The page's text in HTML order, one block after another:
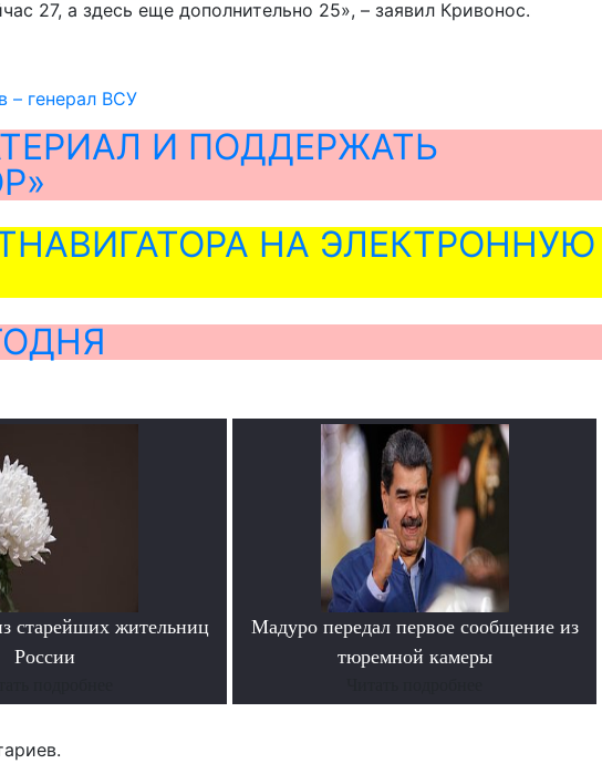
27, а здесь еще дополнительно 25», – заявил Кривонос.
– генерал ВСУ
И ПОДДЕРЖАТЬ
НА ЭЛЕКТРОННУЮ
старейших жительниц
России
Мадуро передал первое сообщение из
тюремной камеры